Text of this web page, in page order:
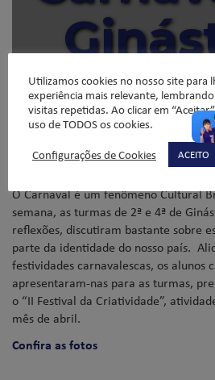
O Carnaval é um fenômeno Cultural
semana, as turmas de 2ª e 4ª de
reflexões, discutiram bastante sobre
parte da identidade do nosso país.
festividades carnavalescas, os alunos
apresentaram-nas para as turmas,
o “II Festival da Criatividade”,
mês de abril.
Confira as fotos
Utilizamos cookies no nosso site para
experiência mais relevante,
visitas repetidas. Ao clicar em
uso de TODOS os cookies.
Configurações de Cookies
ACEITO